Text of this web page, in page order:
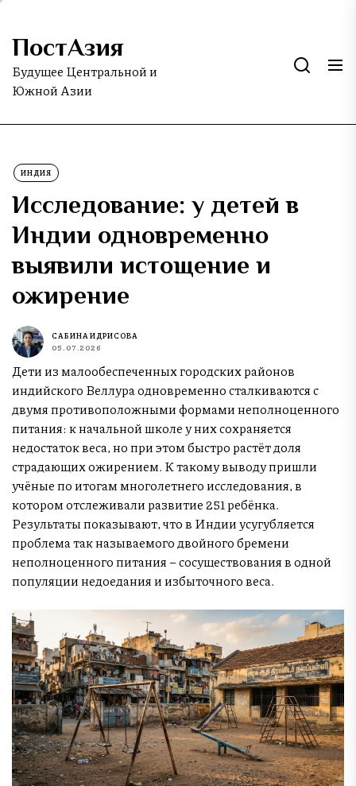
Skip
the
content
ПостАзия
Будущее Центральной и
Южной Азии
ИНДИЯ
Исследование: у детей в
Индии одновременно
выявили истощение и
ожирение
САБИНА ИДРИСОВА
05.07.2026
Дети из малообеспеченных городских районов
индийского Веллура одновременно сталкиваются с
двумя противоположными формами неполноценного
питания: к начальной школе у них сохраняется
недостаток веса, но при этом быстро растёт доля
страдающих ожирением. К такому выводу пришли
учёные по итогам многолетнего исследования, в
котором отслеживали развитие 251 ребёнка.
Результаты показывают, что в Индии усугубляется
проблема так называемого двойного бремени
неполноценного питания – сосуществования в одной
популяции недоедания и избыточного веса.